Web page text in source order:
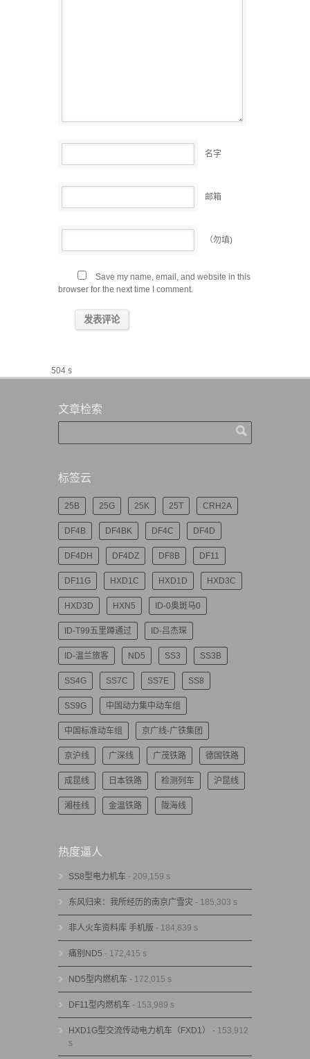
名字
邮箱
（勿填)
Save my name, email, and website in this
browser for the next time I comment.
504 s
文章检索
标签云
25B 25G 25K 25T CRH2A
DF4B DF4BK DF4C DF4D
DF4DH DF4DZ DF8B DF11
DF11G HXD1C HXD1D HXD3C
HXD3D HXN5 ID-0奥斑马0
ID-T99五里蹲通过 ID-吕杰琛
ID-温兰旅客 ND5 SS3 SS3B
SS4G SS7C SS7E SS8
SS9G 中国动力集中动车组
中国标准动车组 京广线-广铁集团
京沪线 广深线 广茂铁路 德国铁路
成昆线 日本铁路 检测列车 沪昆线
湘桂线 金温铁路 陇海线
热度逼人
SS8型电力机车 - 209,159 s
东风归来：我所经历的南京广雪灾 - 185,303 s
非人火车资料库 手机版 - 184,839 s
痛别ND5 - 172,415 s
ND5型内燃机车 - 172,015 s
DF11型内燃机车 - 153,989 s
HXD1G型交流传动电力机车（FXD1）
- 153,912
s